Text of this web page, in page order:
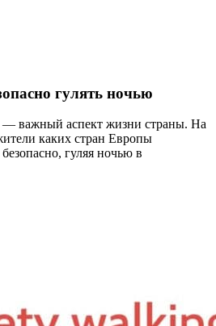
гулять ночью
важный аспект жизни страны. На
каких стран Европы
гуляя ночью в